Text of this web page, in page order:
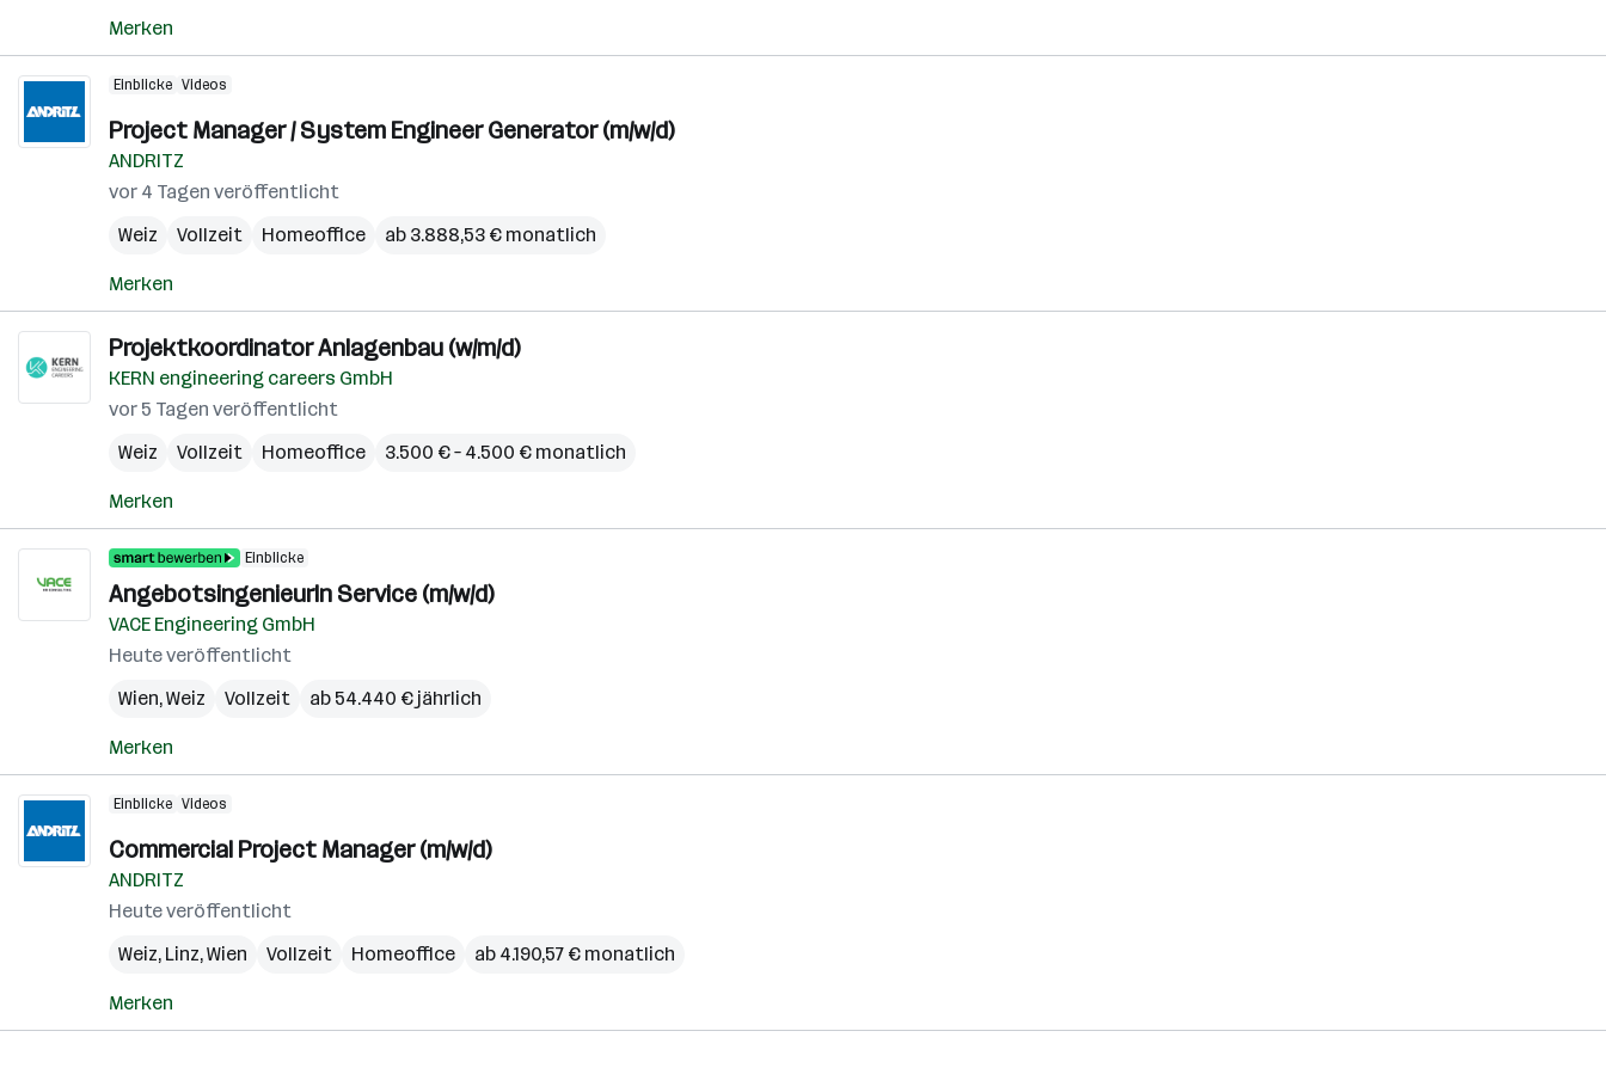
Merken
Einblicke Videos
Project Manager / System Engineer Generator (m/w/d)
ANDRITZ
vor 4 Tagen veröffentlicht
Weiz
Vollzeit Homeoffice ab 3.888,53 € monatlich
Merken
Projektkoordinator Anlagenbau (w/m/d)
KERN engineering careers GmbH
vor 5 Tagen veröffentlicht
Weiz
Vollzeit Homeoffice 3.500 € – 4.500 € monatlich
Merken
Einblicke
AngebotsingenieurIn Service (m/w/d)
VACE Engineering GmbH
Heute veröffentlicht
Wien,Weiz Vollzeit ab 54.440 € jährlich
Merken
Einblicke Videos
Commercial Project Manager (m/w/d)
ANDRITZ
Heute veröffentlicht
Weiz, Linz,Wien Vollzeit Homeoffice ab 4.190,57 € monatlich
Merken